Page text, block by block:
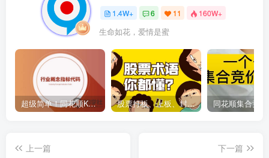
1.4W+ 6 11 160W+
生命如花，爱情是蜜
超级简单！同花顺K线界面显示行业概念指标代码图解 股票打板、上板、封板、翘板、炸板是什么意思？炒股你必须懂的暗语！
上一篇
下一篇